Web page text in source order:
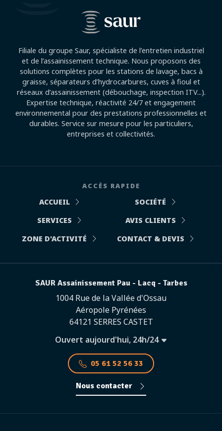
Filiale du groupe Saur, spécialiste de l’entretien industriel
et de l’assainissement technique. Nous proposons des
solutions complètes pour les stations de lavage, bacs à
graisse, séparateurs d’hydrocarbures, cuves à fioul et
réseaux d’assainissement (débouchage, inspection ITV...).
Expertise technique, réactivité 24/7 et engagement
environnemental pour des prestations professionnelles et
durables. Service sur mesure pour les particuliers,
entreprises et collectivités.
ACCÈS RAPIDE
ACCUEIL
SOCIÉTÉ
SERVICES
AVIS CLIENTS
ZONE D'ACTIVITÉ
CONTACT & DEVIS
SAUR Assainissement Pau - Lacq - Tarbes
1004 Rue de la Vallée d'Ossau
Aéropole Pyrénées
64121 SERRES CASTET
Ouvert aujourd'hui, 24h/24
05 61 52 56 33
Nous contacter